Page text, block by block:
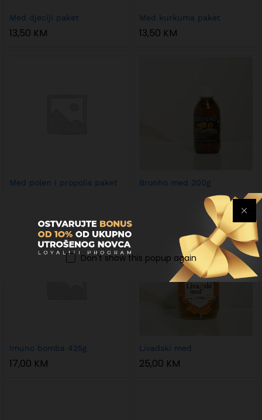
Med djeciji paket
13,50 KM
Med kurkuma paket
13,50 KM
Med polen i propolis paket Bronho med 200g
Imuno bomba 425g
17,00 KM
Livadski med
25,00 KM
Don't show this popup again